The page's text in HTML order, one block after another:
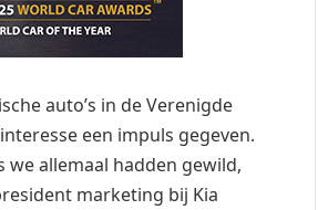
auto’s in de Verenigde
een impuls gegeven.
we allemaal hadden gewild,
marketing bij Kia